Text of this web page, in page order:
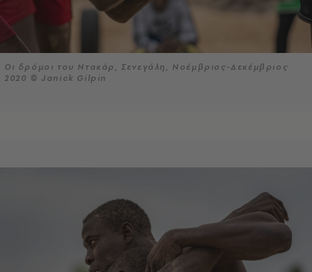
Οι δρόμοι του Ντακάρ, Σενεγάλη, Νοέμβριος-Δεκέμβριος
2020 © Janick Gilpin